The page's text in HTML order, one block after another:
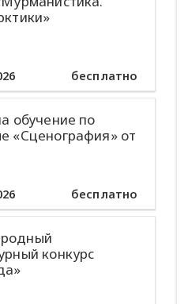
бесплатно
обучение по
«Сценография» от
бесплатно
конкурс